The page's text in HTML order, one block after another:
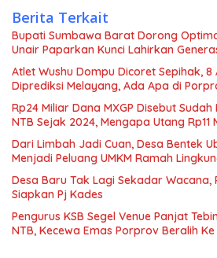
Berita Terkait
Bupati Sumbawa Barat Dorong
Unair Paparkan Kunci Lahirkan
Atlet Wushu Dompu Dicoret Sepihak, 8
Diprediksi Melayang, Ada Apa di
Rp24 Miliar Dana MXGP Disebut
NTB Sejak 2024, Mengapa Utang
Dari Limbah Jadi Cuan, Desa Bentek
Menjadi Peluang UMKM Ramah
Desa Baru Tak Lagi Sekadar Wacana,
Siapkan Pj Kades
Pengurus KSB Segel Venue Panjat
NTB, Kecewa Emas Porprov Beralih